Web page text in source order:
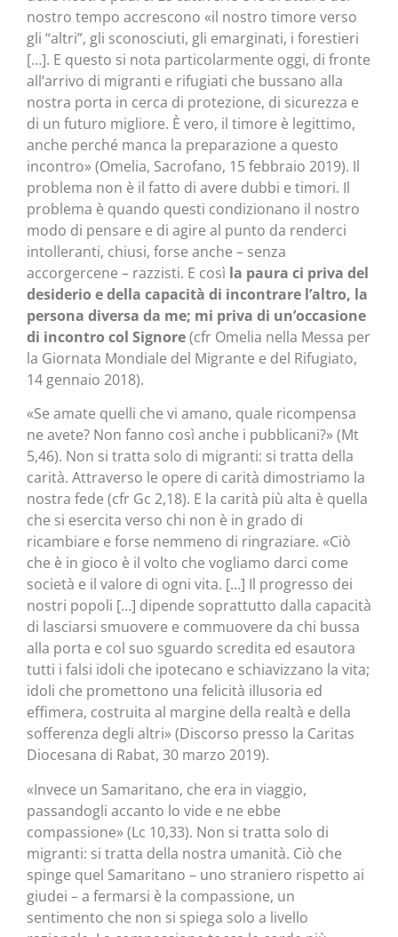
nostro tempo accrescono «il nostro timore verso
gli “altri”, gli sconosciuti, gli emarginati, i forestieri
[…]. E questo si nota particolarmente oggi, di fronte
all’arrivo di migranti e rifugiati che bussano alla
nostra porta in cerca di protezione, di sicurezza e
di un futuro migliore. È vero, il timore è legittimo,
anche perché manca la preparazione a questo
incontro» (Omelia, Sacrofano, 15 febbraio 2019). Il
problema non è il fatto di avere dubbi e timori. Il
problema è quando questi condizionano il nostro
modo di pensare e di agire al punto da renderci
intolleranti, chiusi, forse anche – senza
accorgercene – razzisti. E così la paura ci priva del
desiderio e della capacità di incontrare l’altro, la
persona diversa da me; mi priva di un’occasione
di incontro col Signore(cfr Omelia nella Messa per
la Giornata Mondiale del Migrante e del Rifugiato,
14 gennaio 2018).
«Se amate quelli che vi amano, quale ricompensa
ne avete? Non fanno così anche i pubblicani?» (Mt
5,46). Non si tratta solo di migranti: si tratta della
carità. Attraverso le opere di carità dimostriamo la
nostra fede (cfr Gc 2,18). E la carità più alta è quella
che si esercita verso chi non è in grado di
ricambiare e forse nemmeno di ringraziare. «Ciò
che è in gioco è il volto che vogliamo darci come
società e il valore di ogni vita. […] Il progresso dei
nostri popoli […] dipende soprattutto dalla capacità
di lasciarsi smuovere e commuovere da chi bussa
alla porta e col suo sguardo scredita ed esautora
tutti i falsi idoli che ipotecano e schiavizzano la vita;
idoli che promettono una felicità illusoria ed
effimera, costruita al margine della realtà e della
sofferenza degli altri» (Discorso presso la Caritas
Diocesana di Rabat, 30 marzo 2019).
«Invece un Samaritano, che era in viaggio,
passandogli accanto lo vide e ne ebbe
compassione» (Lc 10,33). Non si tratta solo di
migranti: si tratta della nostra umanità. Ciò che
spinge quel Samaritano – uno straniero rispetto ai
giudei – a fermarsi è la compassione, un
sentimento che non si spiega solo a livello